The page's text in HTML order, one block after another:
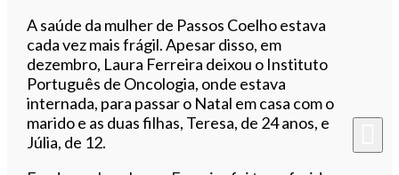
A saúde da mulher de Passos Coelho estava
cada vez mais frágil. Apesar disso, em
dezembro, Laura Ferreira deixou o Instituto
Português de Oncologia, onde estava
internada, para passar o Natal em casa com o
marido e as duas filhas, Teresa, de 24 anos, e
Júlia, de 12.